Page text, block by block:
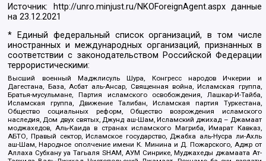
Источник: http://unro.minjust.ru/NKOForeignAgent.aspxданные
на23.12.2021
* Единый федеральный список организаций, в том числе
иностранных и международных организаций, признанных в
соответствии с законодательством Российской Федерации
террористическими:
Высший военный Маджлисуль Шура, Конгресс народов Ичкерии и
Дагестана, База, Асбат аль-Ансар, Священная война, Исламская группа,
Братья-мусульмане, Партия исламского освобождения, Лашкар-И-Тайба,
Исламская группа, Движение Талибан, Исламская партия Туркестана,
Общество социальных реформ, Общество возрождения исламского
наследия, Дом двух святых, Джунд аш-Шам, Исламский джихад – Джамаат
моджахедов, Аль-Каида в странах исламского Магриба, Имарат Кавказ,
АБТО, Правый сектор, Исламское государство, Джабха аль-Нусра ли-Ахль
аш-Шам, Народное ополчение имени К. Минина и Д. Пожарского, Аджр от
Аллаха Субхану уа Тагьаля SHAM, АУМ Синрике, Муджахеды джамаата Ат-